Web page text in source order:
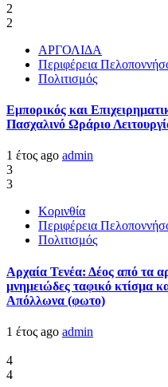
2
2
ΑΡΓΟΛΙΔΑ
Περιφέρεια
Πολιτισμός
Εμπορικός και
Πασχαλινό Ωράριο
1 έτος ago admin
3
3
Κορινθία
Περιφέρεια
Πολιτισμός
Αρχαία Τενέα: Δέος από τα
μνημειώδες ταφικό κτίσμα
Απόλλωνα (φωτο)
1 έτος ago admin
4
4